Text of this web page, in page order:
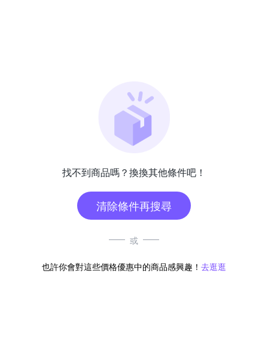
找不到商品嗎？換換其他條件吧！
清除條件再搜尋
或
也許你會對這些價格優惠中的商品感興趣！ 去逛逛